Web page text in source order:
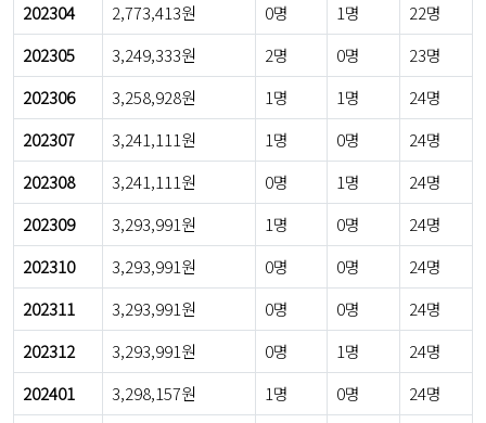
202304
2,773,413원 0명 1명
22명
202305
3,249,333원 2명 0명
23명
202306
3,258,928원 1명 1명
24명
202307
3,241,111원 1명 0명
24명
202308
3,241,111원 0명 1명
24명
202309
3,293,991원 1명 0명
24명
202310
3,293,991원 0명 0명
24명
202311
3,293,991원 0명 0명
24명
202312
3,293,991원 0명 1명
24명
202401
3,298,157원 1명 0명
24명